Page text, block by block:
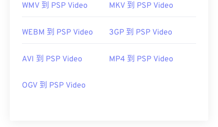
WMV 到 PSP Video MKV 到 PSP Video
WEBM 到 PSP Video 3GP 到 PSP Video
AVI 到 PSP Video MP4 到 PSP Video
OGV 到 PSP Video